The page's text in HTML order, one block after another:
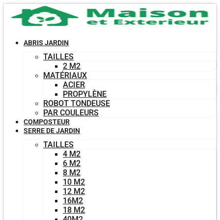
contenu
ABRIS JARDIN
TAILLES
2 M2
MATÉRIAUX
ACIER
PROPYLÈNE
ROBOT TONDEUSE
PAR COULEURS
COMPOSTEUR
SERRE DE JARDIN
TAILLES
4 M2
6 M2
8 M2
10 M2
12 M2
16M2
18 M2